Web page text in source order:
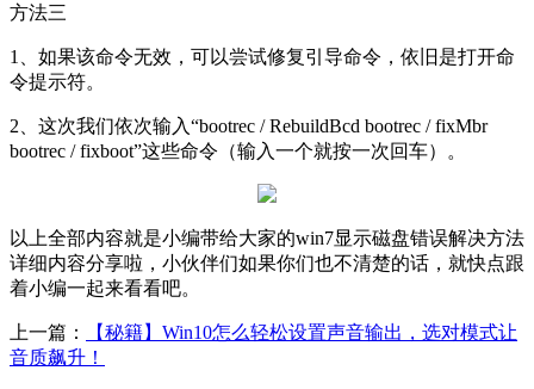
方法三
1、如果该命令无效，可以尝试修复引导命令，依旧是打开命
令提示符。
2、这次我们依次输入“bootrec / RebuildBcd bootrec / fixMbr
bootrec / fixboot”这些命令（输入一个就按一次回车）。
以上全部内容就是小编带给大家的win7显示磁盘错误解决方法
详细内容分享啦，小伙伴们如果你们也不清楚的话，就快点跟
着小编一起来看看吧。
上一篇：
【秘籍】Win10怎么轻松设置声音输出，选对模式让
音质飙升！